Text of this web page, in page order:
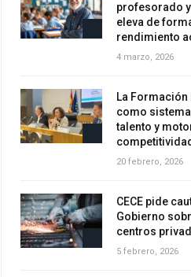
profesorado
eleva de
rendimiento
4 marzo, 2026
La
como
talento y
20 febrero, 2026
CECE pide
Gobierno
centros
5 febrero, 2026